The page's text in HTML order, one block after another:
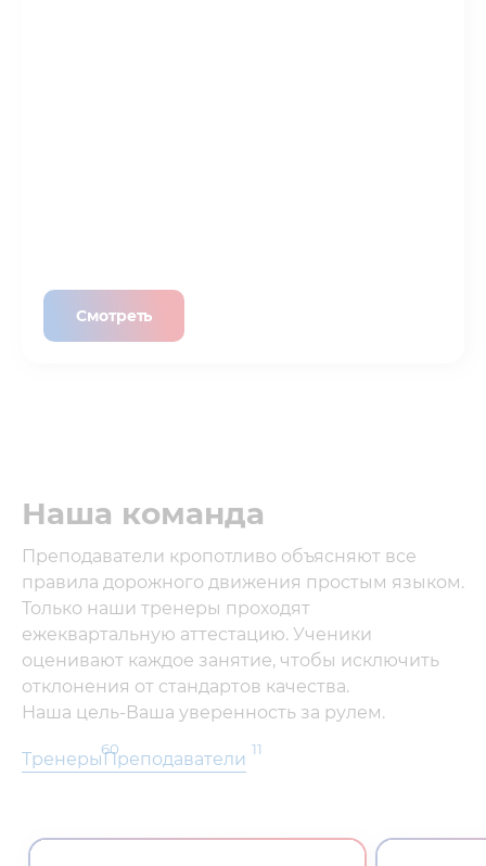
Смотреть
Наша команда
Преподаватели кропотливо объясняют все
правила дорожного движения простым языком.
Только наши тренеры проходят
ежеквартальную аттестацию. Ученики
оценивают каждое занятие, чтобы исключить
отклонения от стандартов качества.
Наша цель-Ваша уверенность за рулем.
Тренеры60
Преподаватели 11